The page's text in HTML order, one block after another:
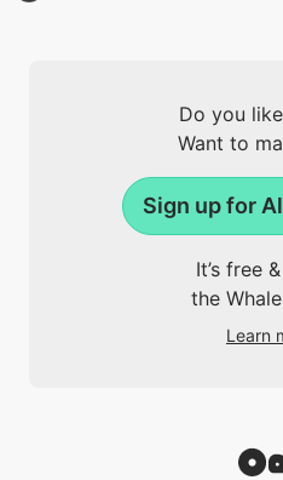
Do you
Want to
Sign up for
It’s free
the
Learn